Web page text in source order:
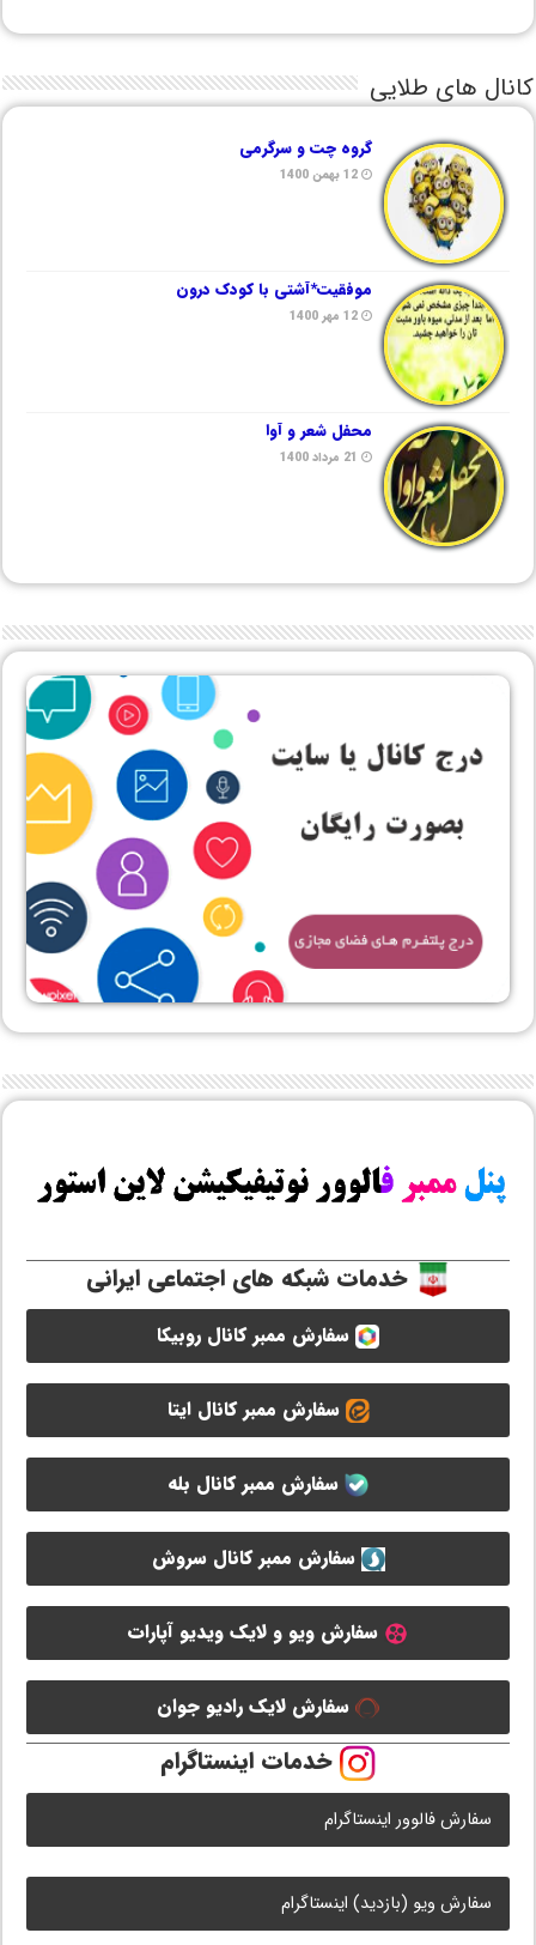
کانال های طلایی
گروه چت و سرگرمی
12 بهمن 1400
موفقیت*آشتی با کودک درون
12 مهر 1400
محفل شعر و آوا
21 مرداد 1400
خدمات شبکه های اجتماعی ایرانی
سفارش ممبر کانال روبیکا
سفارش ممبر کانال ایتا
سفارش ممبر کانال بله
سفارش ممبر کانال سروش
سفارش ویو و لایک ویدیو آپارات
سفارش لایک رادیو جوان
خدمات اینستاگرام
سفارش فالوور اینستاگرام
سفارش ویو (بازدید) اینستاگرام